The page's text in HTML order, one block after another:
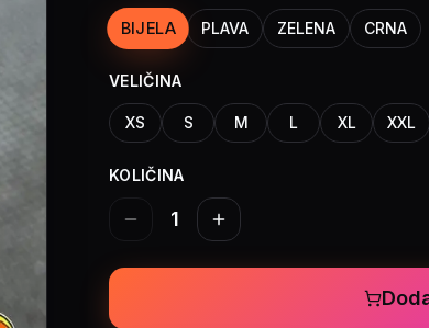
BIJELA PLAVA ZELENA CRNA
VELIČINA
XS S M L XL XXL
KOLIČINA
1